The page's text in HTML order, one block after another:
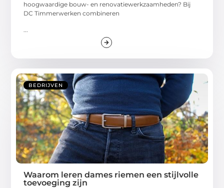
hoogwaardige bouw- en renovatiewerkzaamheden? Bij
DC Timmerwerken combineren
BEDRIJVEN
Waarom leren dames riemen een stijlvolle
toevoeging zijn